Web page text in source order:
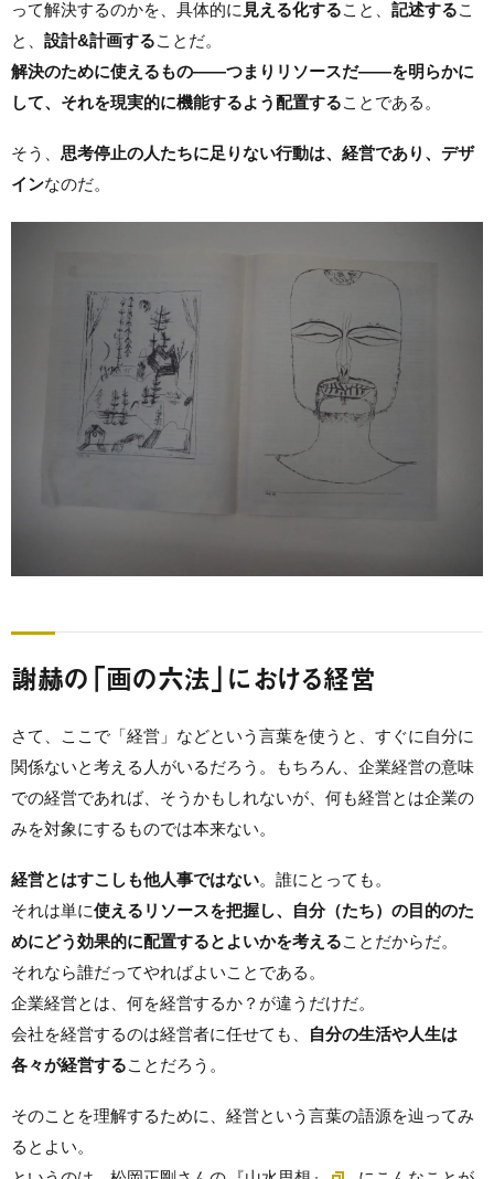
って解決するのかを、具体的に 見える化すること、 記述するこ
と、 設計&計画することだ。
解決のために使えるもの――つまりリソースだ――を明らかに
して、それを現実的に機能するよう配置することである。
そう、 思考停止の人たちに足りない行動は、経営であり、デザ
インなのだ。
謝赫の「画の六法」における経営
さて、ここで「経営」などという言葉を使うと、すぐに自分に
関係ないと考える人がいるだろう。もちろん、企業経営の意味
での経営であれば、そうかもしれないが、何も経営とは企業の
みを対象にするものでは本来ない。
経営とはすこしも他人事ではない。誰にとっても。
それは単に使えるリソースを把握し、自分（たち）の目的のた
めにどう効果的に配置するとよいかを考えることだからだ。
それなら誰だってやればよいことである。
企業経営とは、何を経営するか？が違うだけだ。
会社を経営するのは経営者に任せても、
自分の生活や人生は
各々が経営することだろう。
そのことを理解するために、経営という言葉の語源を辿ってみ
るとよい。